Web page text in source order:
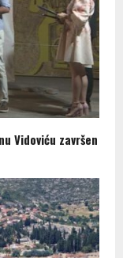
Vidoviću završen